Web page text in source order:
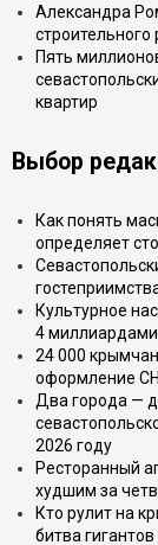
Александра
Пять
квартир
Выбор
Как понять
определяет
Культурное
4
24 000
оформление
Два города —
2026 году
Ресторанный
худшим за
Кто рулит на
битва